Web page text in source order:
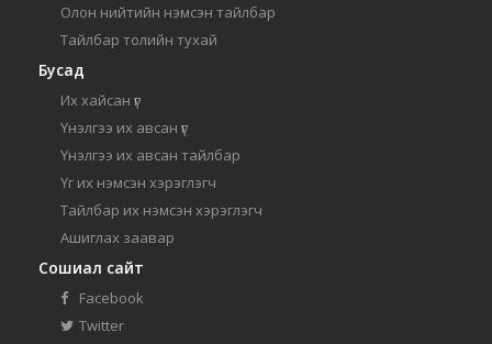
Олон нийтийн нэмсэн тайлбар
Тайлбар толийн тухай
Бусад
Их хайсан үг
Үнэлгээ их авсан үг
Үнэлгээ их авсан тайлбар
Үг их нэмсэн хэрэглэгч
Тайлбар их нэмсэн хэрэглэгч
Ашиглах заавар
Сошиал сайт
Facebook
Twitter